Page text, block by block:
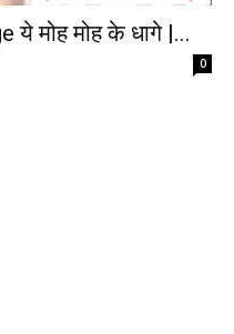
मोह मोह के धागे |...
0